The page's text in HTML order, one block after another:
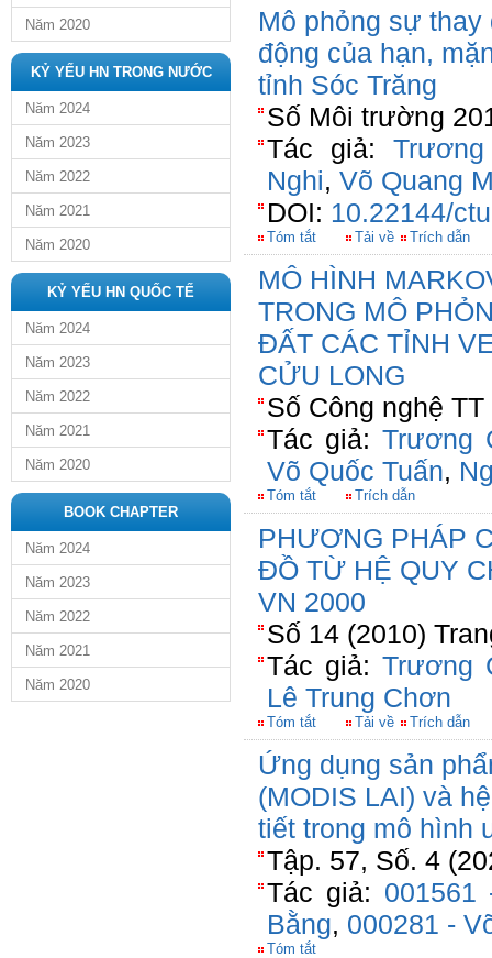
Năm 2020
KỶ YẾU HN TRONG NƯỚC
Năm 2024
Năm 2023
Năm 2022
Năm 2021
Năm 2020
KỶ YẾU HN QUỐC TẾ
Năm 2024
Năm 2023
Năm 2022
Năm 2021
Năm 2020
BOOK CHAPTER
Năm 2024
Năm 2023
Năm 2022
Năm 2021
Năm 2020
Mô phỏng sự
động của hạn,
tỉnh Sóc Trăng
Số Môi trường
Tác giả:
Nghi, Võ Quang
DOI: 10.22144/
Tóm tắt Tải về Trích dẫn
MÔ HÌNH
TRONG MÔ
ĐẤT CÁC TỈNH
CỬU LONG
Số Công nghệ
Tác giả: Trương
Võ Quốc Tuấn,
Tóm tắt Trích dẫn
PHƯƠNG PHÁP
ĐỒ TỪ HỆ QUY
VN 2000
Số 14 (2010)
Tác giả: Trương
Lê Trung Chơn
Tóm tắt Tải về Trích dẫn
Ứng dụng sản
(MODIS LAI) và
tiết trong mô hình
Tập. 57, Số. 4
Tác giả: 001561
Bằng, 000281 -
Tóm tắt